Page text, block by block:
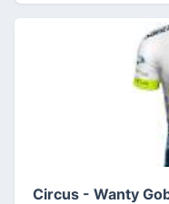
Circus - Wanty